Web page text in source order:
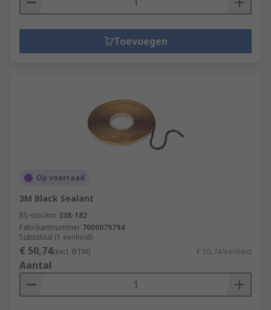
Toevoegen
Op voorraad
3M Black Sealant
RS-stocknr. 338-182
Fabrikantnummer 7000079794
Subtotaal (1 eenheid)
€ 50,74(excl. BTW) € 50,74/eenheid
Aantal